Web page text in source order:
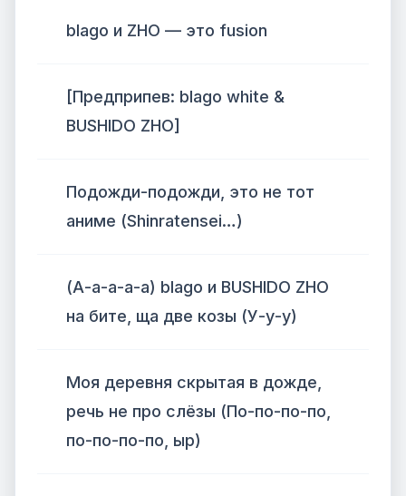
​blago и ZHO — это fusion
[Предприпев: blago white &
BUSHIDO ZHO]
Подожди-подожди, это не тот
аниме ​(Shinratensei…)
​(А-а-а-а-а) blago и BUSHIDO ZHO
на бите, ща две козы (У-у-у)
Моя деревня скрытая в дожде,
речь не про слёзы (По-по-по-по,
по-по-по-по, ыр)